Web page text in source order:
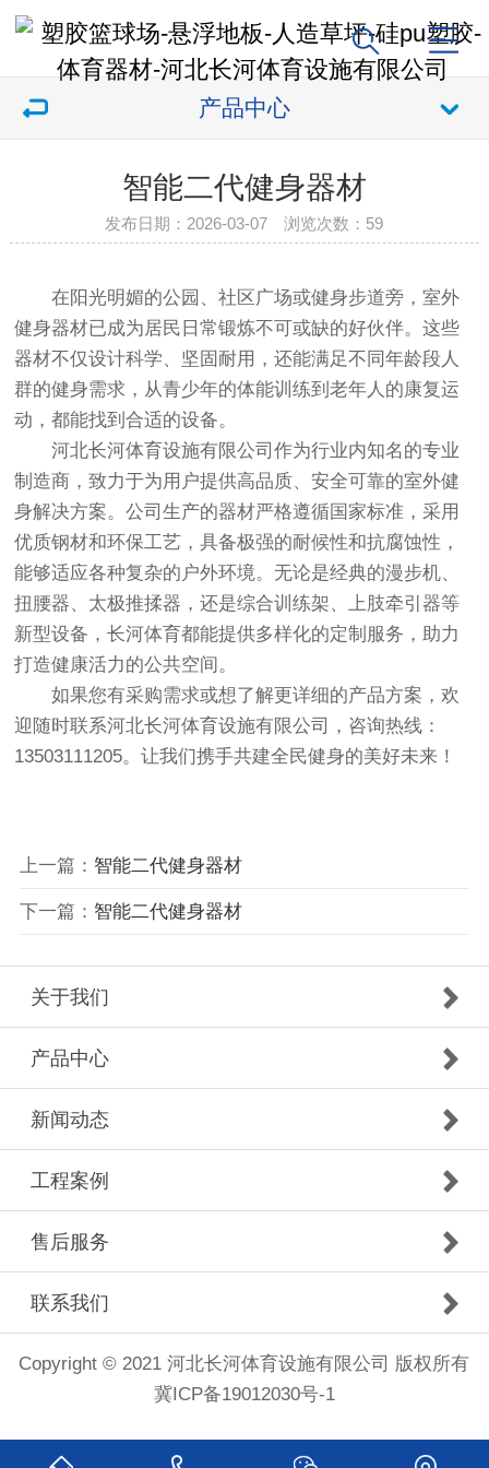
产品中心
智能二代健身器材
发布日期：2026-03-07 浏览次数： 59
在阳光明媚的公园、社区广场或健身步道旁，室外
健身器材已成为居民日常锻炼不可或缺的好伙伴。这些
器材不仅设计科学、坚固耐用，还能满足不同年龄段人
群的健身需求，从青少年的体能训练到老年人的康复运
动，都能找到合适的设备。
河北长河体育设施有限公司作为行业内知名的专业
制造商，致力于为用户提供高品质、安全可靠的室外健
身解决方案。公司生产的器材严格遵循国家标准，采用
优质钢材和环保工艺，具备极强的耐候性和抗腐蚀性，
能够适应各种复杂的户外环境。无论是经典的漫步机、
扭腰器、太极推揉器，还是综合训练架、上肢牵引器等
新型设备，长河体育都能提供多样化的定制服务，助力
打造健康活力的公共空间。
如果您有采购需求或想了解更详细的产品方案，欢
迎随时联系河北长河体育设施有限公司，咨询热线：
13503111205。让我们携手共建全民健身的美好未来！
上一篇： 智能二代健身器材
下一篇： 智能二代健身器材
关于我们
产品中心
新闻动态
工程案例
售后服务
联系我们
Copyright © 2021 河北长河体育设施有限公司 版权所有
冀ICP备19012030号-1